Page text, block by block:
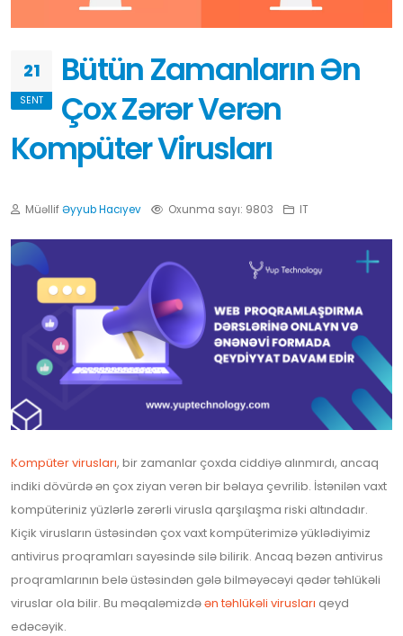
21
SENT
Bütün Zamanların Ən
Çox Zərər Verən
Kompüter Virusları
MüəllifƏyyub Hacıyev Oxunma sayı: 9803 IT
Kompüter virusları, bir zamanlar çoxda ciddiyə alınmırdı, ancaq
indiki dövürdə ən çox ziyan verən bir bəlaya çevrilib. İstənilən vaxt
kompüteriniz yüzlərlə zərərli virusla qarşılaşma riski altındadır.
Kiçik virusların üstəsindən çox vaxt kompüterimizə yüklədiyimiz
antivirus proqramları sayəsində silə bilirik. Ancaq bəzən antivirus
proqramlarının belə üstəsindən gələ bilməyəcəyi qədər təhlükəli
viruslar ola bilir. Bu məqaləmizdəən təhlükəli virusları qeyd
edəcəyik.